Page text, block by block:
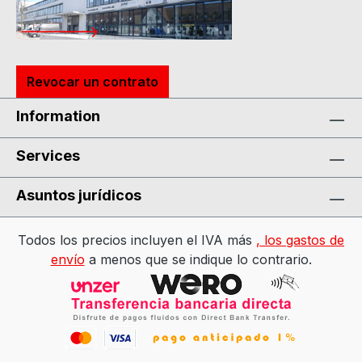
Revocar un contrato
Information
Services
Asuntos jurídicos
Todos los precios incluyen el IVA más , los gastos de
envío a menos que se indique lo contrario.